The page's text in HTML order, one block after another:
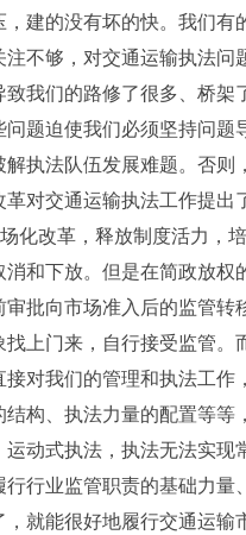
建的没有坏的快。我们
不够，对交通运输执法
我们的路修了很多、桥
题迫使我们必须坚持问
执法队伍发展难题。否则
交通运输执法工作提出
化改革，释放制度活力
和下放。但是在简政放
批向市场准入后的监管
上门来，自行接受监管
对我们的管理和执法工
构、执法力量的配置等
动式执法，执法无法实
行业监管职责的基础力
就能很好地履行交通运